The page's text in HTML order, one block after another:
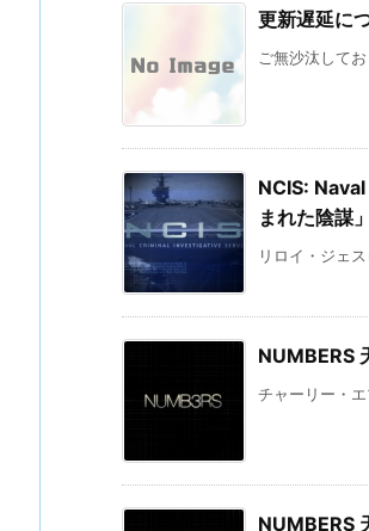
更新遅延に
ご無沙汰して
NCIS:
まれた陰謀」
リロイ・ジェ
NUMBERS
チャーリー・
NUMBERS